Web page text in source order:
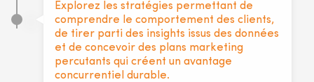
Explorez les stratégies permettant de
comprendre le comportement des clients,
de tirer parti des insights issus des données
et de concevoir des plans marketing
percutants qui créent un avantage
concurrentiel durable.